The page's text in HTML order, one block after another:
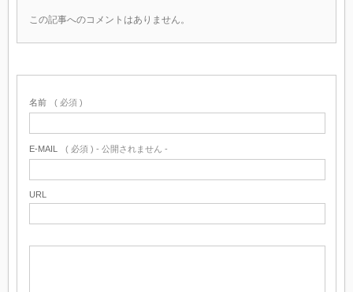
この記事へのコメントはありません。
名前 ( 必須 )
E-MAIL ( 必須 ) - 公開されません -
URL